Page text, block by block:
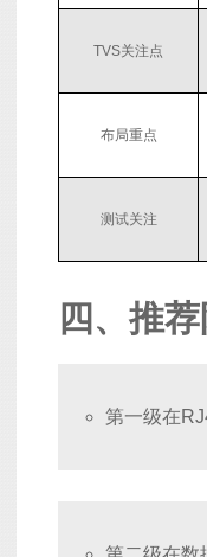
TVS关注点
布局重点
测试关注
四、推
第一级在